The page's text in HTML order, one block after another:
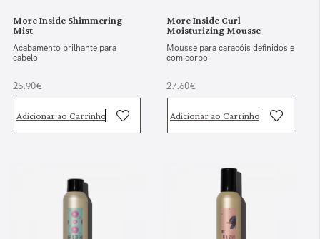
More Inside Shimmering
Mist
Acabamento brilhante para
cabelo
25.90€
Adicionar ao Carrinho
More Inside Curl
Moisturizing Mousse
Mousse para caracóis definidos e
com corpo
27.60€
Adicionar ao Carrinho